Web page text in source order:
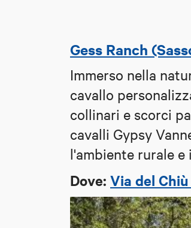
Gess Ranch
Immerso nella
cavallo
collinari e scorci
cavalli Gypsy
l'ambiente rurale
Dove: Via del Chiù